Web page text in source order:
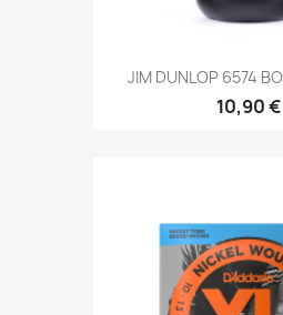
JIM DUNLOP 6574
10,90 €